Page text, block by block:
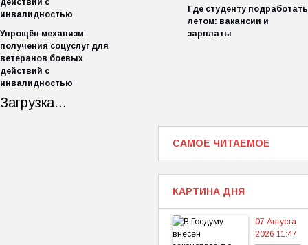
Упрощён механизм
получения соцуслуг для
ветеранов боевых
действий с
инвалидностью
Где студенту подработать
летом: вакансии и
зарплаты
Загрузка...
САМОЕ ЧИТАЕМОЕ
КАРТИНА ДНЯ
07 Августа
2026 11:47